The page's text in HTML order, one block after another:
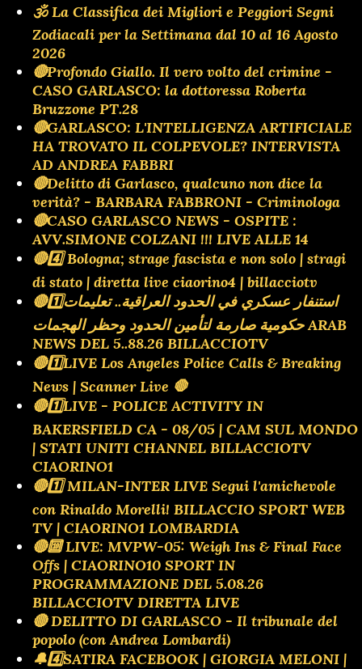
🕉 La Classifica dei Migliori e Peggiori Segni
Zodiacali per la Settimana dal 10 al 16 Agosto
2026
🔴Profondo Giallo. Il vero volto del crimine -
CASO GARLASCO: la dottoressa Roberta
Bruzzone PT.28
🔴GARLASCO: L'INTELLIGENZA ARTIFICIALE
HA TROVATO IL COLPEVOLE? INTERVISTA
AD ANDREA FABBRI
🔴Delitto di Garlasco, qualcuno non dice la
verità? - BARBARA FABBRONI - Criminologa
🔴CASO GARLASCO NEWS - OSPITE :
AVV.SIMONE COLZANI !!! LIVE ALLE 14
🔴4️⃣ Bologna; strage fascista e non solo | stragi
di stato | diretta live ciaorino4 | billacciotv
🔴1️⃣استنفار عسكري في الحدود العراقية.. تعليمات
حكومية صارمة لتأمين الحدود وحظر الهجمات ARAB
NEWS DEL 5..88.26 BILLACCIOTV
🔴1️⃣LIVE Los Angeles Police Calls & Breaking
News | Scanner Live 🛑
🔴1️⃣LIVE - POLICE ACTIVITY IN
BAKERSFIELD CA - 08/05 | CAM SUL MONDO
| STATI UNITI CHANNEL BILLACCIOTV
CIAORINO1
🔴1️⃣ MILAN-INTER LIVE Segui l'amichevole
con Rinaldo Morelli! BILLACCIO SPORT WEB
TV | CIAORINO1 LOMBARDIA
🔴🔟 LIVE: MVPW-05: Weigh Ins & Final Face
Offs | CIAORINO10 SPORT IN
PROGRAMMAZIONE DEL 5.08.26
BILLACCIOTV DIRETTA LIVE
🔴 DELITTO DI GARLASCO - Il tribunale del
popolo (con Andrea Lombardi)
🔔4️⃣SATIRA FACEBOOK | GIORGIA MELONI |